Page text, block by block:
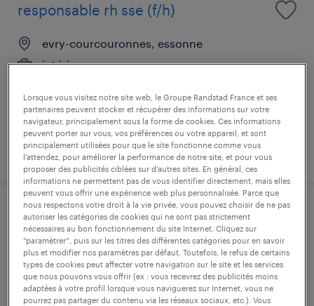
responsable rh sse (f/h)
evry-courcouronnes, essonne
intérim
publié le 2 juillet 2026
ingénieur planification (f/h)
evry-courcouronnes, essonne
intérim
38 000 € par année
Lorsque vous visitez notre site web, le Groupe Randstad France et ses
partenaires peuvent stocker et récupérer des informations sur votre
navigateur, principalement sous la forme de cookies. Ces informations
peuvent porter sur vous, vos préférences ou votre appareil, et sont
principalement utilisées pour que le site fonctionne comme vous
l’attendez, pour améliorer la performance de notre site, et pour vous
proposer des publicités ciblées sur d’autres sites. En général, ces
informations ne permettent pas de vous identifier directement, mais elles
peuvent vous offrir une expérience web plus personnalisée. Parce que
nous respectons votre droit à la vie privée, vous pouvez choisir de ne pas
autoriser les catégories de cookies qui ne sont pas strictement
nécessaires au bon fonctionnement du site Internet. Cliquez sur
“paramétrer”, puis sur les titres des différentes catégories pour en savoir
plus et modifier nos paramètres par défaut. Toutefois, le refus de certains
types de cookies peut affecter votre navigation sur le site et les services
que nous pouvons vous offrir (ex : vous recevrez des publicités moins
adaptées à votre profil lorsque vous naviguerez sur Internet, vous ne
pourrez pas partager du contenu via les réseaux sociaux, etc.). Vous